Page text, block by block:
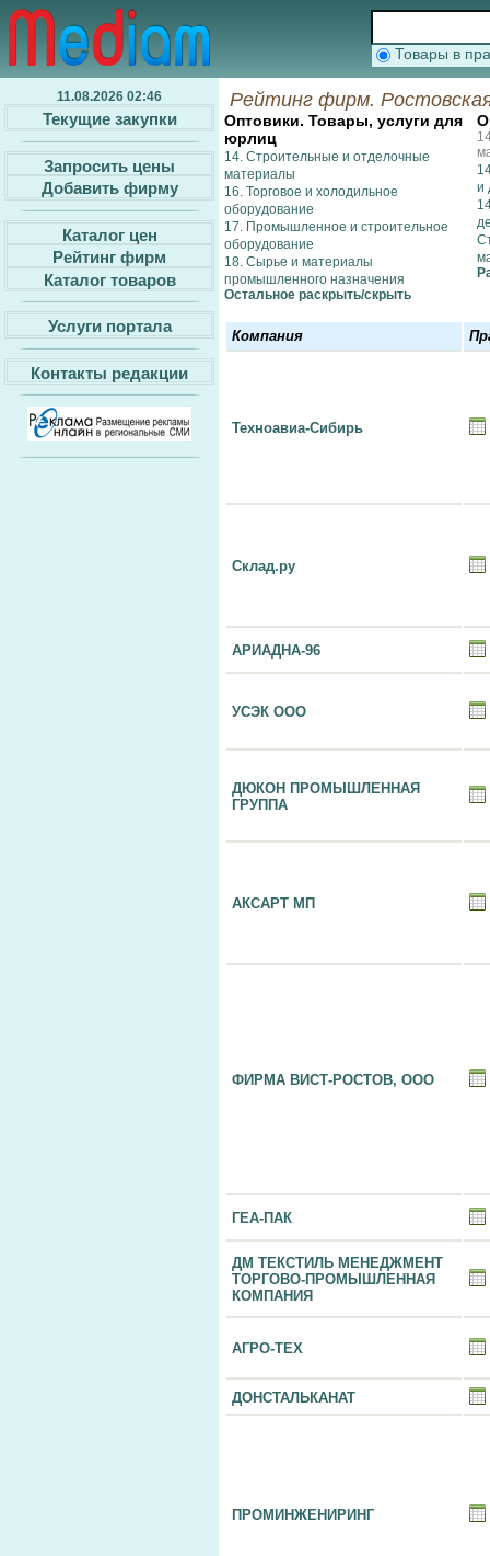
Товары в
11.08.2026 02:46
Текущие закупки
Запросить цены
Добавить фирму
Каталог цен
Рейтинг фирм
Каталог товаров
Услуги портала
Контакты редакции
Рейтинг фирм.
Оптовики. Товары, услуги для
юрлиц
14. Строительные и отделочные
материалы
16. Торговое и холодильное
оборудование
17. Промышленное и строительное
оборудование
18. Сырье и материалы
промышленного назначения
Остальное раcкрыть/скрыть
и
Компания
Техноавиа-Сибирь
Склад.ру
АРИАДНА-96
УСЭК ООО
ДЮКОН ПРОМЫШЛЕННАЯ
ГРУППА
АКСАРТ МП
ФИРМА ВИСТ-РОСТОВ, ООО
ГЕА-ПАК
ДМ ТЕКСТИЛЬ МЕНЕДЖМЕНТ
ТОРГОВО-ПРОМЫШЛЕННАЯ
КОМПАНИЯ
АГРО-ТЕХ
ДОНСТАЛЬКАНАТ
ПРОМИНЖЕНИРИНГ